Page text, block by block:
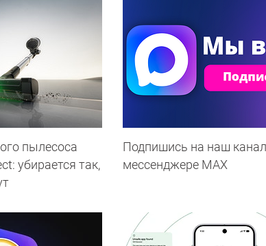
пылесоса
убирается так,
Подпишись на наш
мессенджере МАХ